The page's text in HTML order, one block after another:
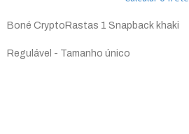
Boné CryptoRastas 1 Snapback khaki
Regulável - Tamanho único